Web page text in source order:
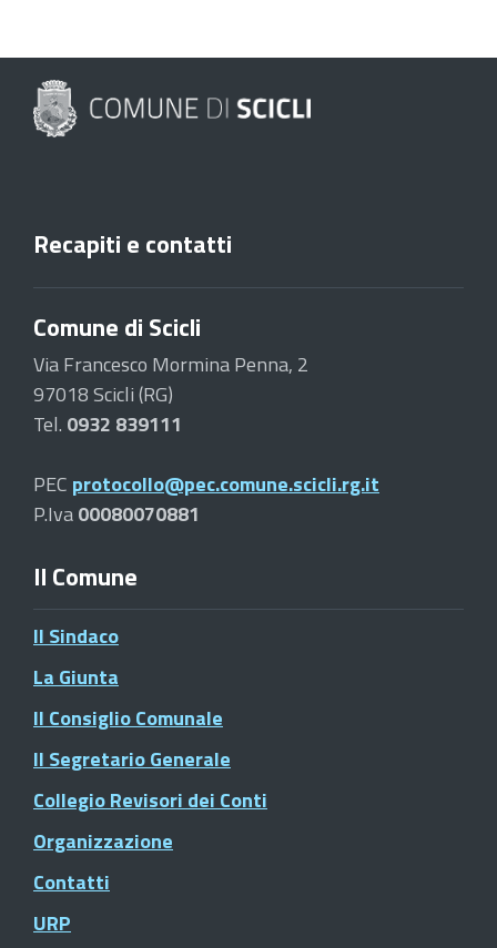
Recapiti e contatti
Comune di Scicli
Via Francesco Mormina Penna, 2
97018 Scicli (RG)
Tel. 0932 839111
PEC protocollo@pec.comune.scicli.rg.it
P.Iva00080070881
Il Comune
Il Sindaco
La Giunta
Il Consiglio Comunale
Il Segretario Generale
Collegio Revisori dei Conti
Organizzazione
Contatti
URP